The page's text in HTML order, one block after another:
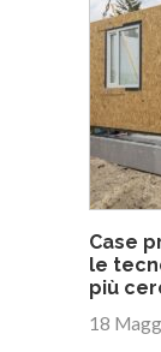
Case
le
più
18